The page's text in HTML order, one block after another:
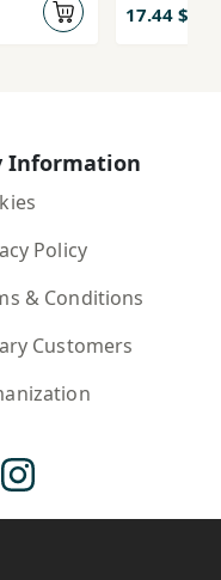
17.44 $
Information
Policy
& Conditions
Customers